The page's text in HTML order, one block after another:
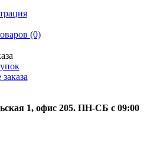
(0)
1, офис 205. ПН-СБ с 09:00